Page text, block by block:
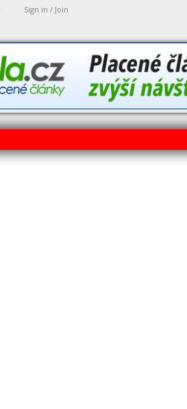
Sign in / Join